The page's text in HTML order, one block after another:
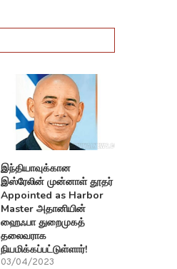
இந்தியாவுக்கான
இஸ்ரேலின் முன்னாள் தூதர்
Appointed as Harbor
Master அதானியின்
ஹைஃபா துறைமுகத்
தலைவராக
நியமிக்கப்பட்டுள்ளார்!
03/04/2023